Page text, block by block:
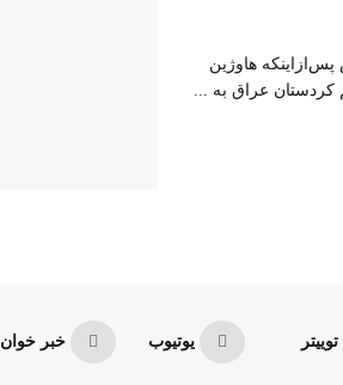
هاوژین
کردستان عراق به ...
توییتر یوتیوب خبر خوان RSS